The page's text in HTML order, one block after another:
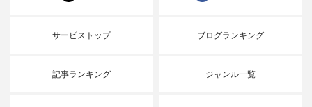
サービストップ ブログランキング
記事ランキング ジャンル一覧